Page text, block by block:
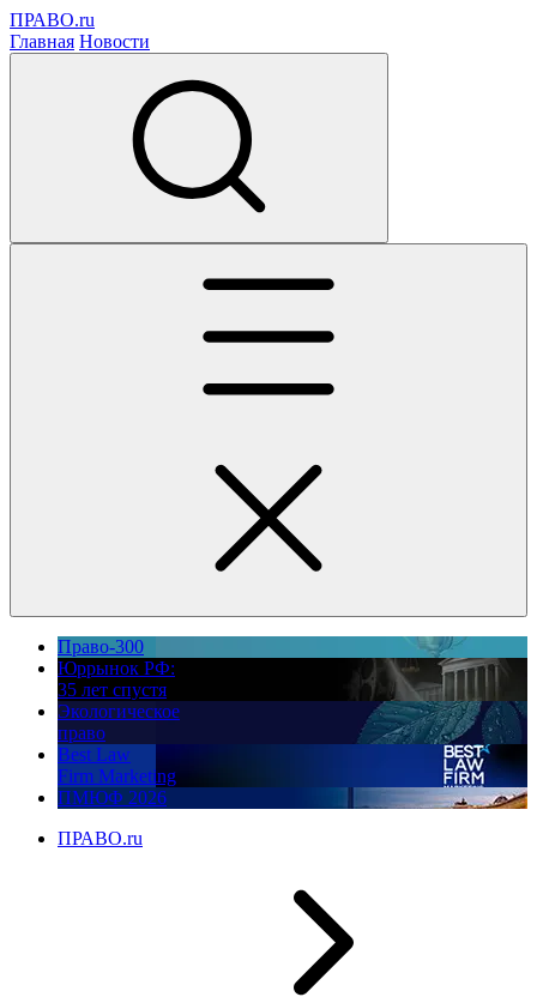
ПРАВО.ru
Главная Новости
Право-300
Юррынок РФ:
35 лет спустя
Экологическое
право
Best Law
Firm Marketing
ПМЮФ 2026
ПРАВО.ru